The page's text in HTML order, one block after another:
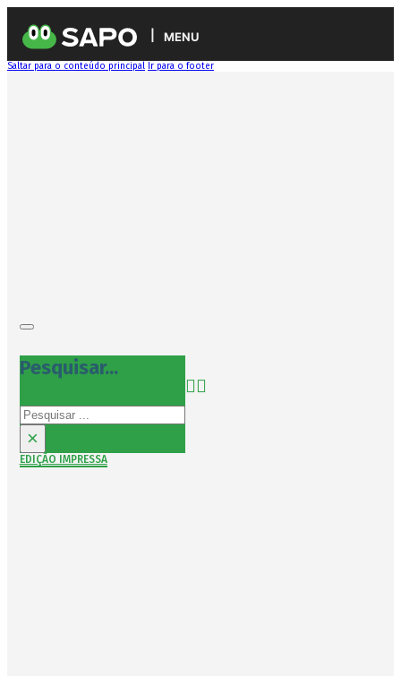
MENU
Saltar para o conteúdo principal Ir para o footer
Pesquisar...
Pesquisar
×
EDIÇÃO IMPRESSA